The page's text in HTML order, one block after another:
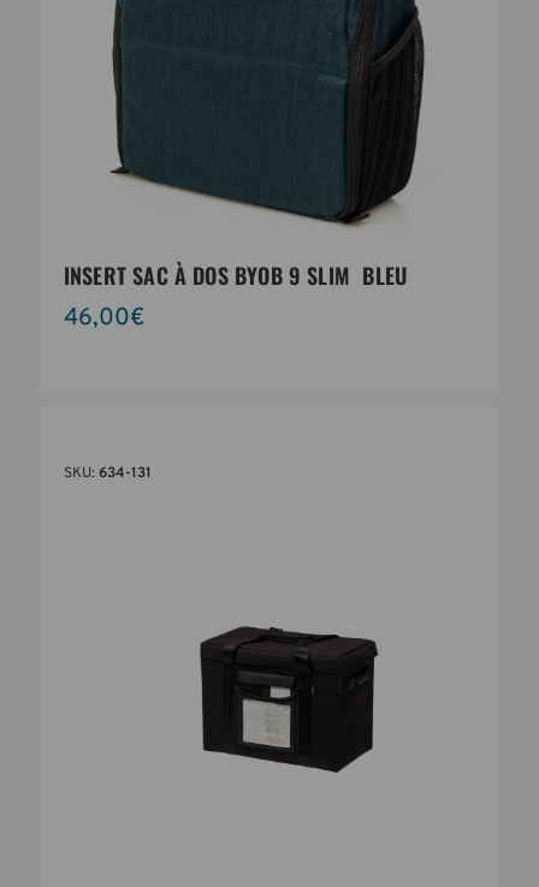
INSERT SAC À DOS BYOB 9 SLIM  BLEU
46,00€
SKU: 634-131